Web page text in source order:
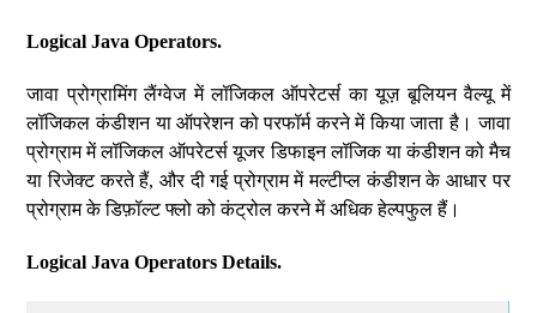
Logical Java Operators.
जावा प्रोग्रामिंग लैंग्वेज में लॉजिकल ऑपरेटर्स का यूज़ बूलियन वैल्यू में
लॉजिकल कंडीशन या ऑपरेशन को परफॉर्म करने में किया जाता है। जावा
प्रोग्राम में लॉजिकल ऑपरेटर्स यूजर डिफाइन लॉजिक या कंडीशन को मैच
या रिजेक्ट करते हैं, और दी गई प्रोग्राम में मल्टीप्ल कंडीशन के आधार पर
प्रोग्राम के डिफ़ॉल्ट फ्लो को कंट्रोल करने में अधिक हेल्पफुल हैं।
Logical Java Operators Details.